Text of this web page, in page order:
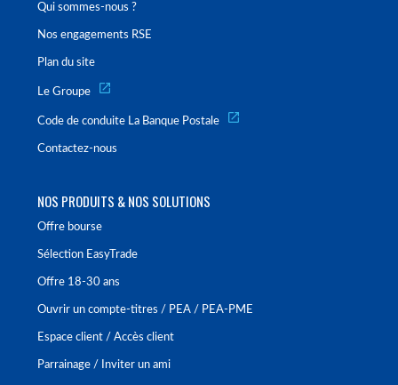
Qui sommes-nous ?
Nos engagements RSE
Plan du site
Le Groupe
Code de conduite La Banque Postale
Contactez-nous
NOS PRODUITS & NOS SOLUTIONS
Offre bourse
Sélection EasyTrade
Offre 18-30 ans
Ouvrir un compte-titres / PEA / PEA-PME
Espace client / Accès client
Parrainage / Inviter un ami